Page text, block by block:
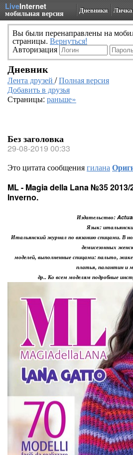
LiveInternet
мобильная версия Дневники Личка
Вы были перенаправлены на
страницы. Вернуться!
Авторизация
Дневник
Лента друзей /Полная версия
Добавить в друзья
Страницы: раньше»
Без заголовка
29-08-2019 00:33
Это цитата сообщениягилана
ML - Magia della Lana №35
Inverno.
Издательство:
Язык:
Итальянский журнал по вязанию спицами. В
демисезонных
моделей, выполненные спицами: пальто,
платья, палантин и
др.. Ко всем моделям подробные